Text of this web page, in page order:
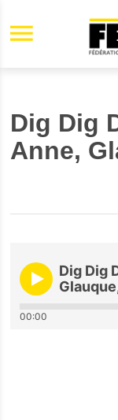
Dig Dig
Anne,
Dig Dig
00:00